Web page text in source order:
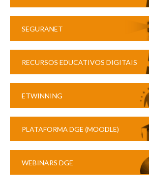
SEGURANET
RECURSOS EDUCATIVOS DIGITAIS
ETWINNING
PLATAFORMA DGE (MOODLE)
WEBINARS DGE